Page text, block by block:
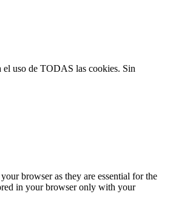
el uso de TODAS las cookies. Sin
browser as they are essential for the
in your browser only with your